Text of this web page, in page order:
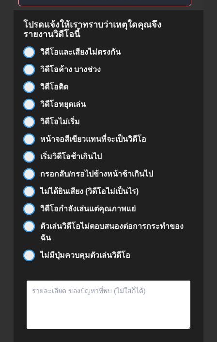
โปรดแจ้งให้เราทราบว่าเหตุใดคุณจึง
รายงานวิดีโอนี้
วิดีโอและเสียงไม่ตรงกัน
วิดีโอค้าง บางช่วง
วิดีโอติด
วิดีโอหยุดเล่น
วิดีโอไม่เริ่ม
หน้าจอสีเขียวแทนที่จะเป็นวิดีโอ
เริ่มวิดีโอช้าเกินไป
กรอกลับ/กรอไปข้างหน้าช้าเกินไป
ไม่ได้ยินเสียง (วิดีโอไม่เป็นไร)
วิดีโอกำลังเล่นแต่คุณภาพแย่
ตัวเล่นวิดีโอไม่ตอบสนองต่อการกระทำของ
ฉัน
ไม่มีปุ่มควบคุมตัวเล่นวิดีโอ